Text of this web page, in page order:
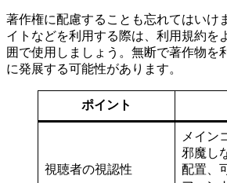
著作権に配慮することも忘れてはいけ
イトなどを利用する際は、利用規約を
囲で使用しましょう。無断で著作物を
に発展する可能性があります。
ポイント
視聴者の視認性
メイン
邪魔し
配置、